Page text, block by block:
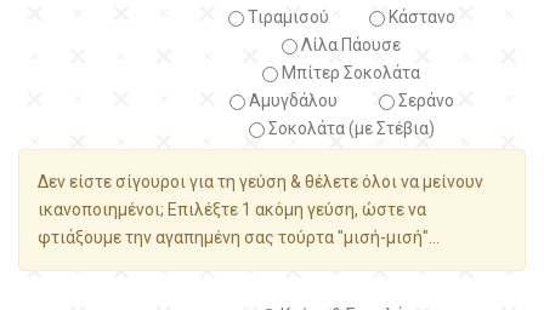
Τιραμισού
Κάστανο
Λίλα Πάουσε
Μπίτερ Σοκολάτα
Αμυγδάλου
Σεράνο
Σοκολάτα (με Στέβια)
Δεν είστε σίγουροι για τη γεύση & θέλετε όλοι να μείνουν
ικανοποιημένοι; Επιλέξτε 1 ακόμη γεύση, ώστε να
φτιάξουμε την αγαπημένη σας τούρτα "μισή-μισή"...